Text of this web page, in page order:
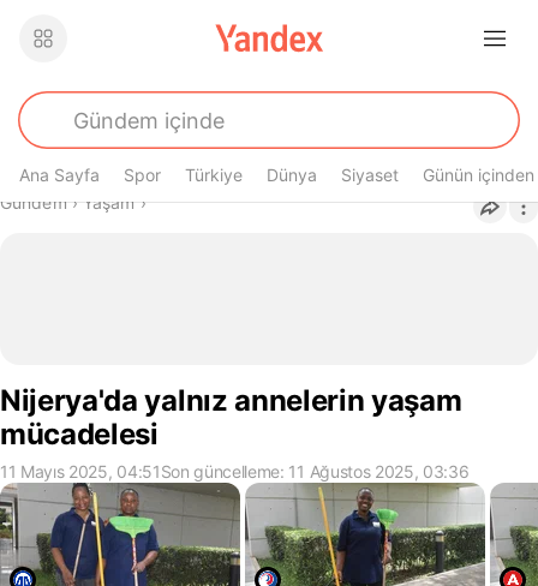
Ana Sayfa Spor Türkiye Dünya Siyaset Günün içinden
Buradasın
Gündem› Yaşam›
Nijerya'da yalnız annelerin yaşam
mücadelesi
11 Mayıs 2025, 04:51Son güncelleme: 11 Ağustos 2025, 03:36